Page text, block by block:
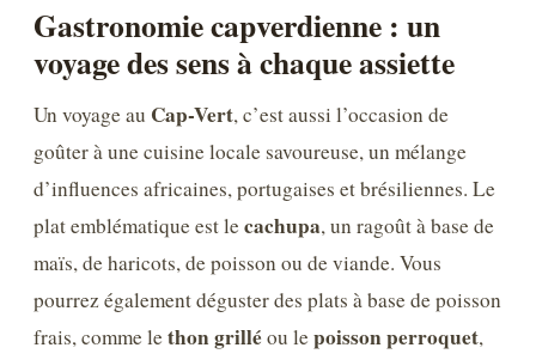
Gastronomie capverdienne : un
voyage des sens à chaque assiette
Un voyage au Cap-Vert, c’est aussi l’occasion de
goûter à une cuisine locale savoureuse, un mélange
d’influences africaines, portugaises et brésiliennes. Le
plat emblématique est le cachupa, un ragoût à base de
maïs, de haricots, de poisson ou de viande. Vous
pourrez également déguster des plats à base de poisson
frais, comme le thon grilléou le poisson perroquet,